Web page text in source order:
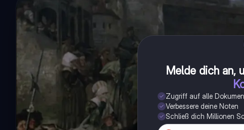
Melde dich an,
Zugriff auf alle
Verbessere deine Noten
Schließ dich Millionen